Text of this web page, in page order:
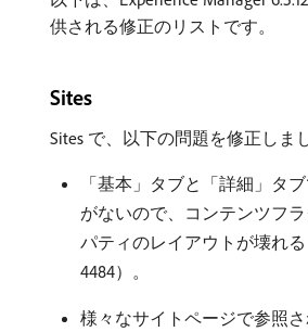
供される修正のリストです。
Sites
Sites で、以下の問題を修正しま
「基本」タブと「詳細」タ
がないので、コンテンツフ
パティのレイアウトが壊れる
4484）。
様々なサイトページで参照